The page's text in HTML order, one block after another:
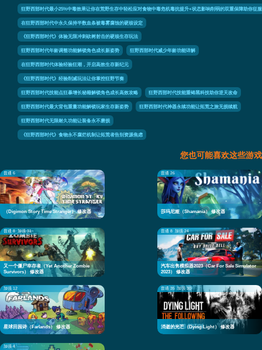
狂野西部时代最小25%中毒效果让你在荒野生存中轻松应对食物中毒危机毒抗提升+状态影响削弱的双重保障助你征
在狂野西部时代中永久保持半数血条被毒雾腐蚀的硬核设定
《狂野西部时代》体验无限冲刺砍树射击的硬核生存玩法
狂野西部时代年龄调整功能解锁角色成长新姿势 狂野西部时代减少年龄功能详解
在狂野西部时代体验经验狂潮，开启高效生存新纪元
《狂野西部时代》经验削减玩法让你掌控狂野节奏
狂野西部时代技能点狂暴增长秘籍解锁角色成长高效攻略 狂野西部时代技能重铸黑科技助你逆天改命
狂野西部时代最大背包重量功能解锁玩家生存新姿势 狂野西部时代神器永续功能让拓荒之旅无损续航
狂野西部时代无限耐久功能让装备永不磨损
《狂野西部时代》食物永不腐烂机制让拓荒者告别资源焦虑
您也可能喜欢这些游戏
普通 6
（Digimon Story Time Stranger） 修改器
普通 26
莎玛尼娅（Shamania） 修改器
普通 8 加强 31
又一个僵尸幸存者（Yet Another Zombie
Survivors） 修改器
普通 8 加强 24
汽车出售模拟器2023（Car For Sale Simulator
2023） 修改器
加强 12
星球田园诗（Farlands） 修改器
普通 35 加强 30
消逝的光芒（Dying Light） 修改器
加强 4